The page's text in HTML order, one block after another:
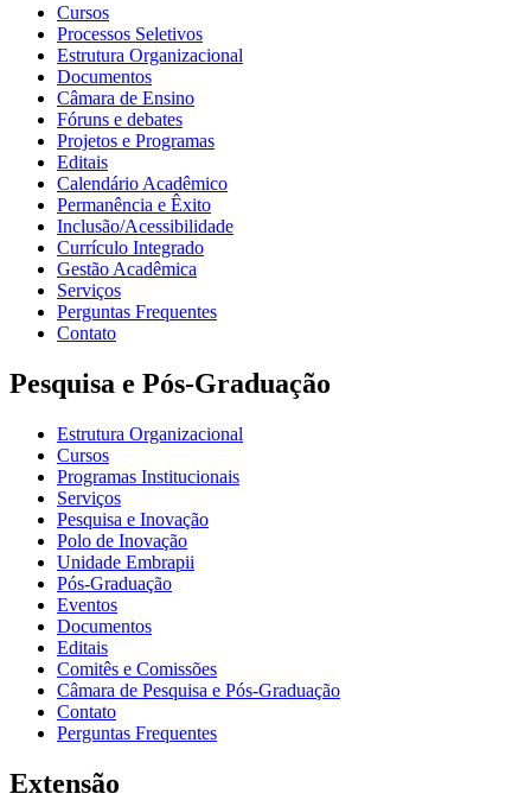
Cursos
Processos Seletivos
Estrutura Organizacional
Documentos
Câmara de Ensino
Fóruns e debates
Projetos e Programas
Editais
Calendário Acadêmico
Permanência e Êxito
Inclusão/Acessibilidade
Currículo Integrado
Gestão Acadêmica
Serviços
Perguntas Frequentes
Contato
Pesquisa e Pós-Graduação
Estrutura Organizacional
Cursos
Programas Institucionais
Serviços
Pesquisa e Inovação
Polo de Inovação
Unidade Embrapii
Pós-Graduação
Eventos
Documentos
Editais
Comitês e Comissões
Câmara de Pesquisa e Pós-Graduação
Contato
Perguntas Frequentes
Extensão